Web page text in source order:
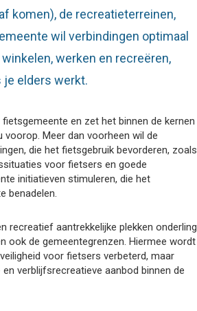
komen), de recreatieterreinen,
wil verbindingen optimaal
werken en recreëren,
je elders werkt.
en zet het binnen de kernen
Meer dan voorheen wil de
die het fietsgebruik bevorderen, zoals
voor fietsers en goede
initiatieven stimuleren, die het
benadelen.
recreatief aantrekkelijke plekken onderling
ook de gemeentegrenzen. Hiermee wordt
voor fietsers verbeterd, maar
verblijfsrecreatieve aanbod binnen de